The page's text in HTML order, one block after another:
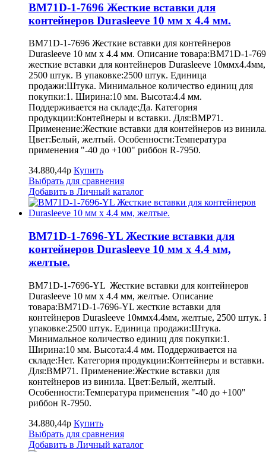
BM71D-1-7696 Жесткие вставки для
контейнеров Durasleeve 10 мм х 4.4 мм.
BM71D-1-7696 Жесткие вставки для контейнеров
Durasleeve 10 мм х 4.4 мм. Описание товара:BM71D-1-
жесткие вставки для контейнеров Durasleeve 10ммх4.4мм,
2500 штук. В упаковке:2500 штук. Единица
продажи:Штука. Минимальное количество единиц для
покупки:1. Ширина:10 мм. Высота:4.4 мм.
Поддерживается на складе:Да. Категория
продукции:Контейнеры и вставки. Для:BMP71.
Применение:Жесткие вставки для контейнеров из
Цвет:Белый, желтый. Особенности:Температура
применения "-40 до +100" риббон R-7950.
34.880,44р Купить
Выбрать для сравнения
Добавить в Личный каталог
BM71D-1-7696-YL Жесткие вставки для
контейнеров Durasleeve 10 мм х 4.4 мм,
желтые.
BM71D-1-7696-YL Жесткие вставки для контейнеров
Durasleeve 10 мм х 4.4 мм, желтые. Описание
товара:BM71D-1-7696-YL жесткие вставки для
контейнеров Durasleeve 10ммх4.4мм, желтые, 2500 штук.
упаковке:2500 штук. Единица продажи:Штука.
Минимальное количество единиц для покупки:1.
Ширина:10 мм. Высота:4.4 мм. Поддерживается на
складе:Нет. Категория продукции:Контейнеры и вставки.
Для:BMP71. Применение:Жесткие вставки для
контейнеров из винила. Цвет:Белый, желтый.
Особенности:Температура применения "-40 до +100"
риббон R-7950.
34.880,44р Купить
Выбрать для сравнения
Добавить в Личный каталог